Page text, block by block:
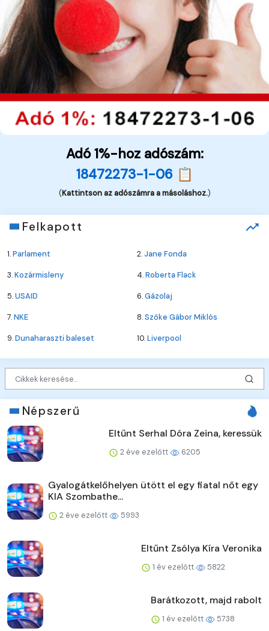
Adó 1%-hoz adószám:
18472273-1-06 📋
(Kattintson az adószámra a másoláshoz.)
Felkapott
1.Parlament 2.Jane Fonda
3.Kozármisleny 4.Roberta Flack
5.USAID 6.Gázolaj
7.NKE 8.Szőke Gábor Miklós
9.Dunaharaszti baleset 10.Liverpool
Népszerű
Eltűnt Serhal Dóra Zeina, keressük
2 éve ezelőtt 6205
Gyalogátkelőhelyen ütött el egy fiatal nőt egy
KIA Szombathe...
2 éve ezelőtt 5993
Eltűnt Zsólya Kíra Veronika
1 év ezelőtt 5822
Barátkozott, majd rabolt
1 év ezelőtt 5738